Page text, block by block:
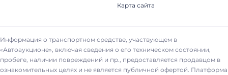
Карта сайта
Информация о транспортном средстве, участвующем в
«Автоаукционе», включая сведения о его техническом состоянии,
пробеге, наличии повреждений и пр., предоставляется продавцом в
ознакомительных целях и не является публичной офертой. Платформа